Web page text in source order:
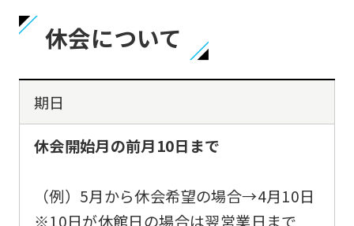
休会について
期日
休会開始月の前月10日まで
（例）5月から休会希望の場合→4月10日
※10日が休館日の場合は翌営業日まで